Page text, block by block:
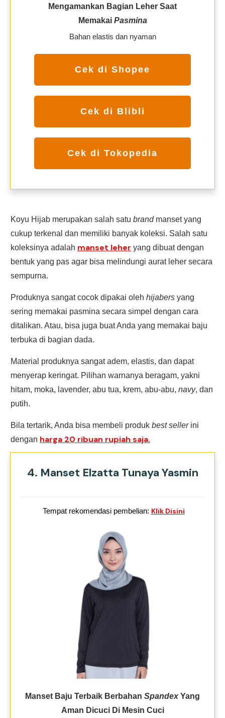
Mengamankan Bagian Leher Saat
Memakai Pasmina
Bahan elastis dan nyaman
Cek di Shopee
Cek di Blibli
Cek di Tokopedia
Koyu Hijab merupakan salah satu brandmanset yang
cukup terkenal dan memiliki banyak koleksi. Salah satu
koleksinya adalah manset leher yang dibuat dengan
bentuk yang pas agar bisa melindungi aurat leher secara
sempurna.
Produknya sangat cocok dipakai oleh hijabers yang
sering memakai pasmina secara simpel dengan cara
ditalikan. Atau, bisa juga buat Anda yang memakai baju
terbuka di bagian dada.
Material produknya sangat adem, elastis, dan dapat
menyerap keringat. Pilihan warnanya beragam, yakni
hitam, moka, lavender, abu tua, krem, abu-abu, navy, dan
putih.
Bila tertarik, Anda bisa membeli produk best sellerini
dengan harga 20 ribuan rupiah saja.
4. Manset Elzatta Tunaya Yasmin
Tempat rekomendasi pembelian: Klik Disini
Manset Baju Terbaik Berbahan Spandex Yang
Aman Dicuci Di Mesin Cuci